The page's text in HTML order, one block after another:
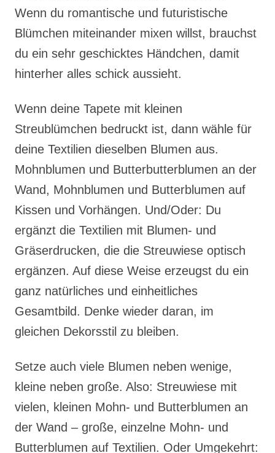
Wenn du romantische und futuristische
Blümchen miteinander mixen willst, brauchst
du ein sehr geschicktes Händchen, damit
hinterher alles schick aussieht.
Wenn deine Tapete mit kleinen
Streublümchen bedruckt ist, dann wähle für
deine Textilien dieselben Blumen aus.
Mohnblumen und Butterbutterblumen an der
Wand, Mohnblumen und Butterblumen auf
Kissen und Vorhängen. Und/Oder: Du
ergänzt die Textilien mit Blumen- und
Gräserdrucken, die die Streuwiese optisch
ergänzen. Auf diese Weise erzeugst du ein
ganz natürliches und einheitliches
Gesamtbild. Denke wieder daran, im
gleichen Dekorsstil zu bleiben.
Setze auch viele Blumen neben wenige,
kleine neben große. Also: Streuwiese mit
vielen, kleinen Mohn- und Butterblumen an
der Wand – große, einzelne Mohn- und
Butterblumen auf Textilien. Oder Umgekehrt: